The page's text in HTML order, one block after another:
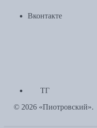
Вконтакте
ТГ
© 2026 «Пиотровский».